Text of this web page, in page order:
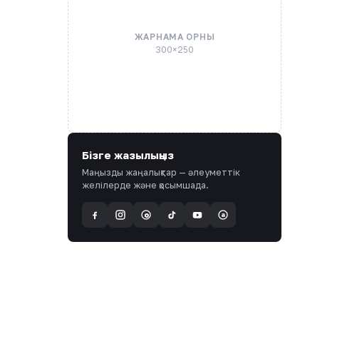
ЖАРНАМА ОРНЫ
300×250
Бізге жазылыңыз
Маңызды жаңалықтар — әлеуметтік
желілерде және қосымшада.
@ a